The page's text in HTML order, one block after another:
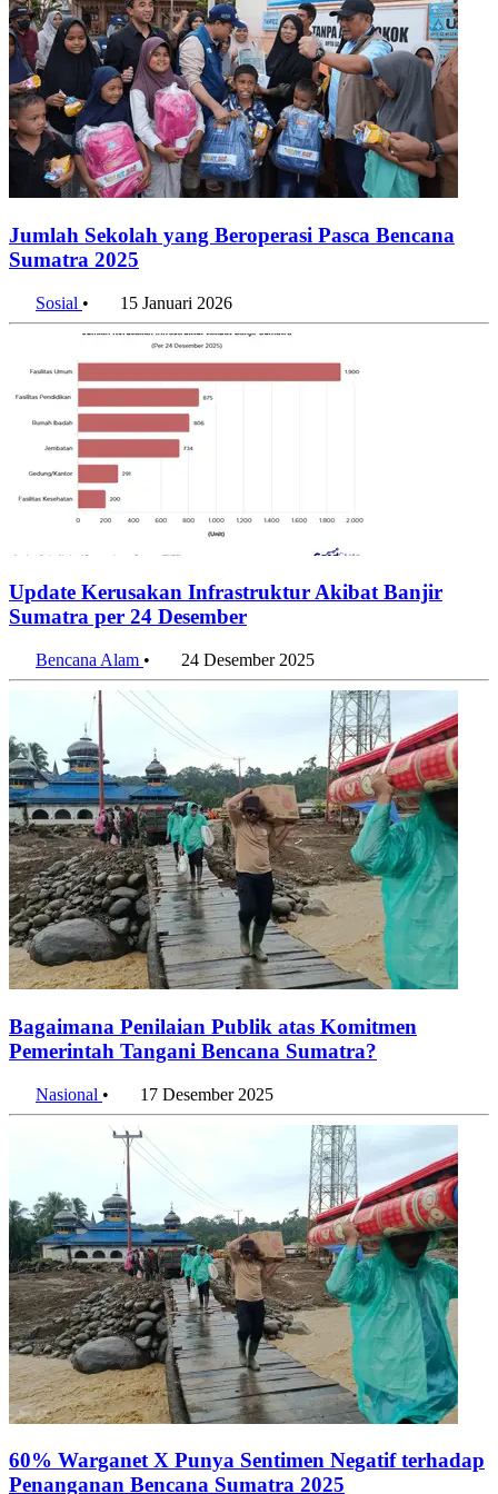
Jumlah Sekolah yang Beroperasi Pasca Bencana
Sosial• 15 Januari 2026
Update Kerusakan Infrastruktur Akibat Banjir
Bencana Alam• 24 Desember 2025
Bagaimana Penilaian Publik atas Komitmen
Nasional• 17 Desember 2025
60% Warganet X Punya Sentimen Negatif terhadap